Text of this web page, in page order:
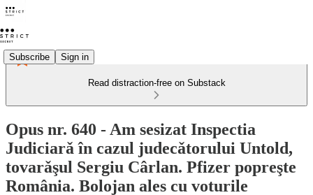
Subscribe Sign in
Read distraction-free on Substack
Opus nr. 640 - Am sesizat Inspectia
Judiciarǎ în cazul judecǎtorului Untold,
tovarǎşul Sergiu Cârlan. Pfizer popreşte
România. Bolojan ales cu voturile